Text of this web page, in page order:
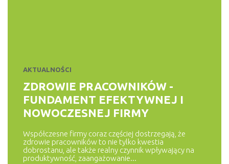
AKTUALNOŚCI
ZDROWIE PRACOWNIKÓW -
FUNDAMENT EFEKTYWNEJ I
NOWOCZESNEJ FIRMY
Współczesne firmy coraz częściej dostrzegają, że
zdrowie pracowników to nie tylko kwestia
dobrostanu, ale także realny czynnik wpływający na
produktywność, zaangażowanie...
WIĘCEJ
RANKING KONT OSOBISTYCH
Ranking kont osobistych na maj 2025 – najlepsze darmowe
konta w Polsce Poniżej...